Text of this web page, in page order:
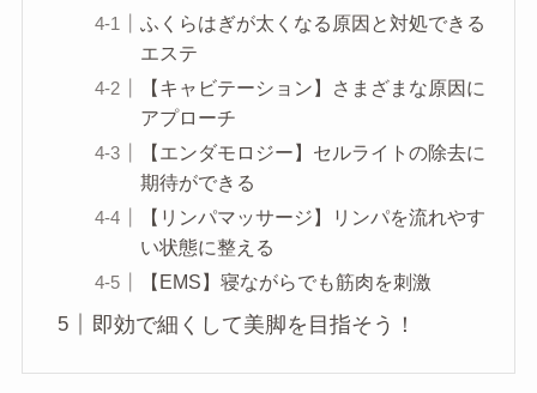
ふくらはぎが太くなる原因と対処できる
エステ
【キャビテーション】さまざまな原因に
アプローチ
【エンダモロジー】セルライトの除去に
期待ができる
【リンパマッサージ】リンパを流れやす
い状態に整える
【EMS】寝ながらでも筋肉を刺激
即効で細くして美脚を目指そう！